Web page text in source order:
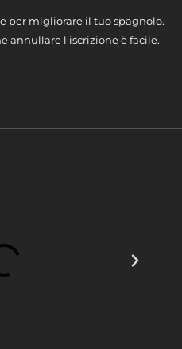
per migliorare il tuo spagnolo.
annullare l'iscrizione è facile.